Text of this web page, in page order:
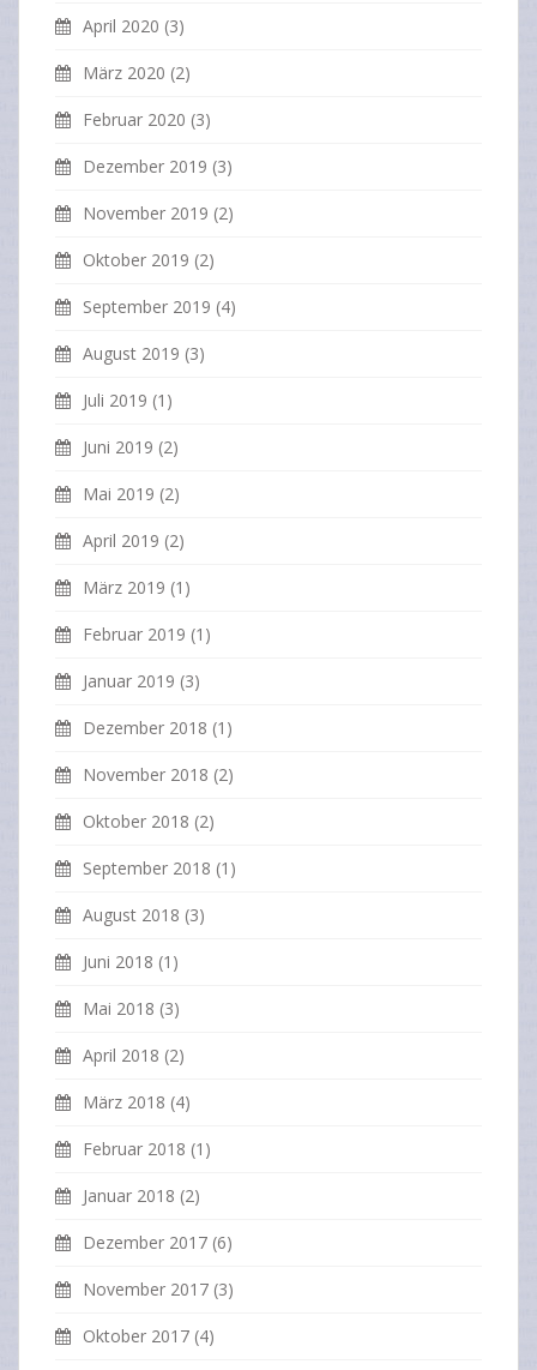
April 2020 (3)
März 2020 (2)
Februar 2020 (3)
Dezember 2019 (3)
November 2019 (2)
Oktober 2019 (2)
September 2019 (4)
August 2019 (3)
Juli 2019 (1)
Juni 2019 (2)
Mai 2019 (2)
April 2019 (2)
März 2019 (1)
Februar 2019 (1)
Januar 2019 (3)
Dezember 2018 (1)
November 2018 (2)
Oktober 2018 (2)
September 2018 (1)
August 2018 (3)
Juni 2018 (1)
Mai 2018 (3)
April 2018 (2)
März 2018 (4)
Februar 2018 (1)
Januar 2018 (2)
Dezember 2017 (6)
November 2017 (3)
Oktober 2017 (4)